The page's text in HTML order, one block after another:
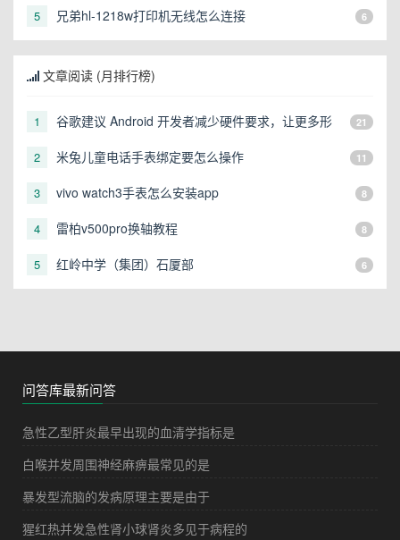
5 兄弟hl-1218w打印机无线怎么连接 6
文章阅读 (月排行榜)
1
谷歌建议 Android 开发者减少硬件要求，让更多形
21
2 米兔儿童电话手表绑定要怎么操作 11
3 vivo watch3手表怎么安装app 8
4 雷柏v500pro换轴教程 8
5 红岭中学（集团）石厦部 6
问答库最新问答
急性乙型肝炎最早出现的血清学指标是
白喉并发周围神经麻痹最常见的是
暴发型流脑的发病原理主要是由于
猩红热并发急性肾小球肾炎多见于病程的